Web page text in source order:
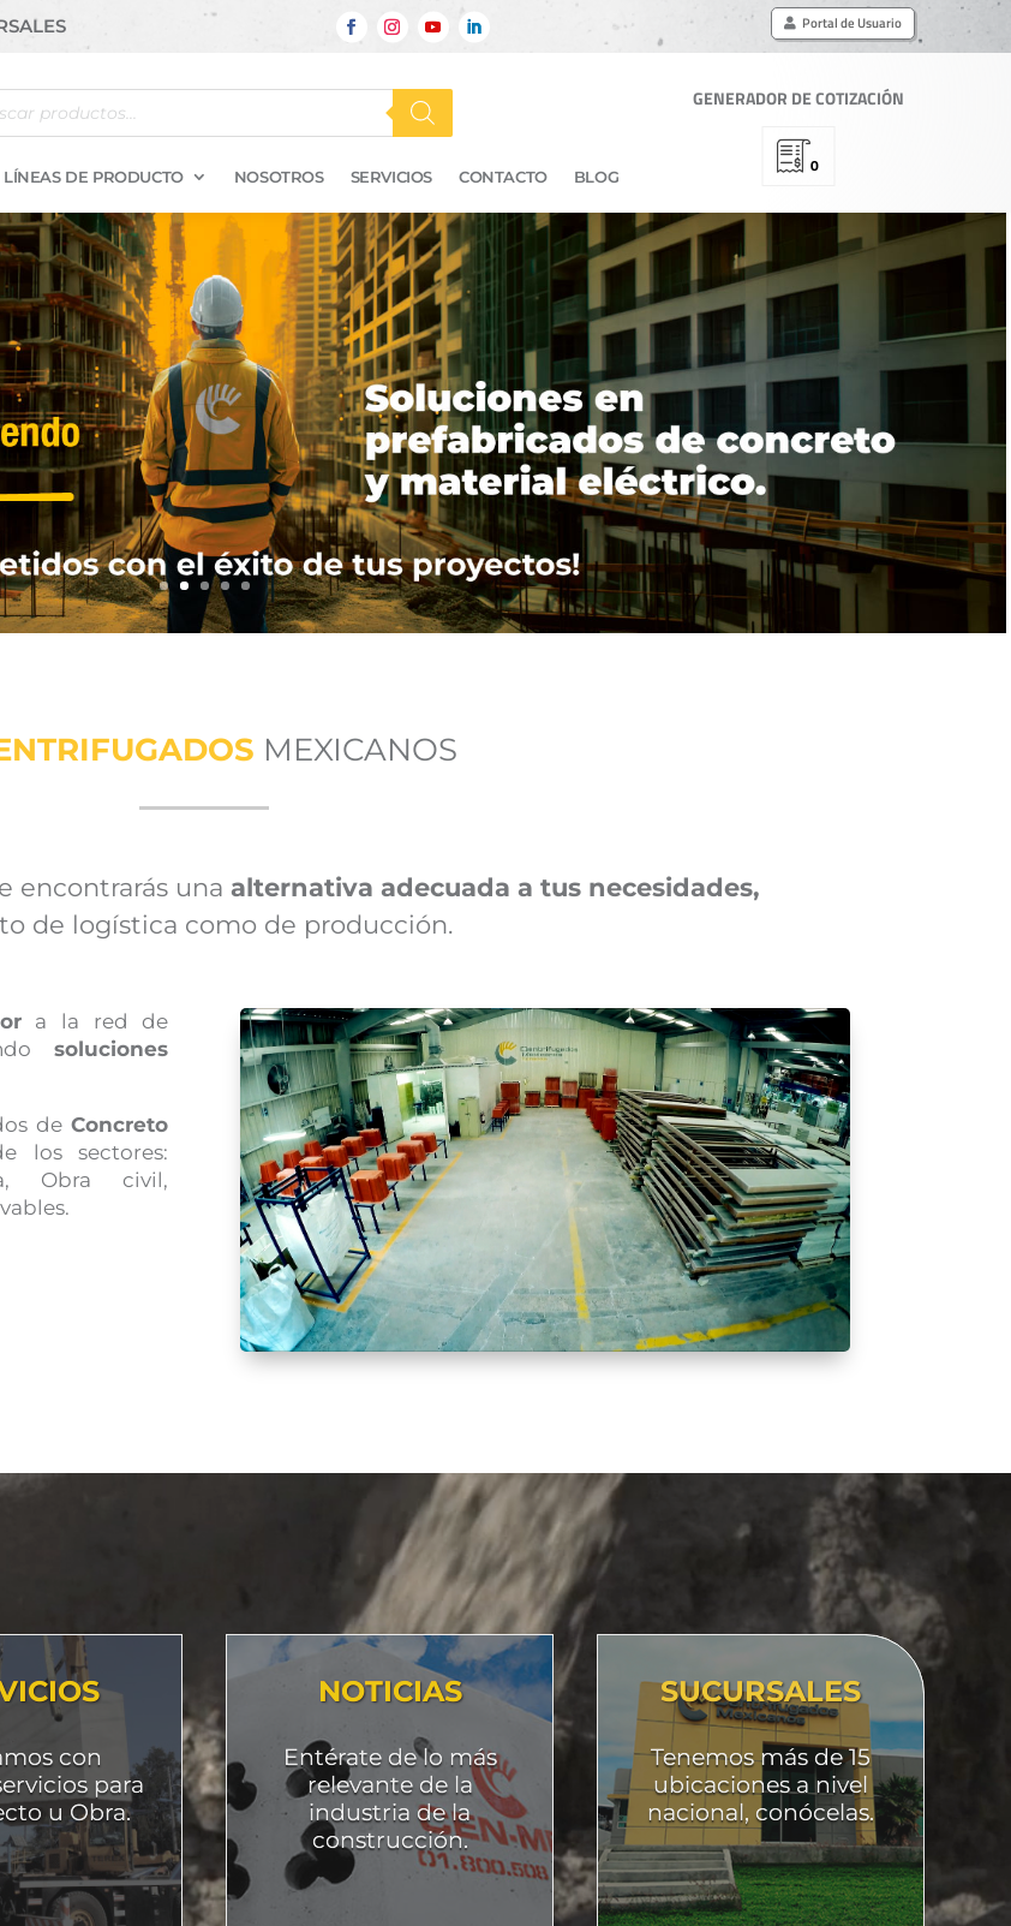
Portal de Usuario
GENERADOR DE COTIZACIÓN
0
LÍNEAS DE PRODUCTO NOSOTROS SERVICIOS CONTACTO BLOG
MEXICANOS
encontrarás una alternativa adecuada a tus necesidades,
de logística como de producción.
a la red de
soluciones
deConcreto
los sectores:
Obra civil,
con
para
u Obra.
NOTICIAS
Entérate de lo más
relevante de la
industria de la
construcción.
SUCURSALES
Tenemos más de 15
ubicaciones a nivel
nacional, conócelas.